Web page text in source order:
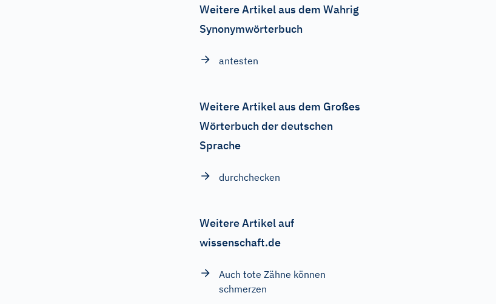
Weitere Artikel aus dem Wahrig
Synonymwörterbuch
antesten
Weitere Artikel aus dem Großes
Wörterbuch der deutschen
Sprache
durchchecken
Weitere Artikel auf
wissenschaft.de
Auch tote Zähne können
schmerzen